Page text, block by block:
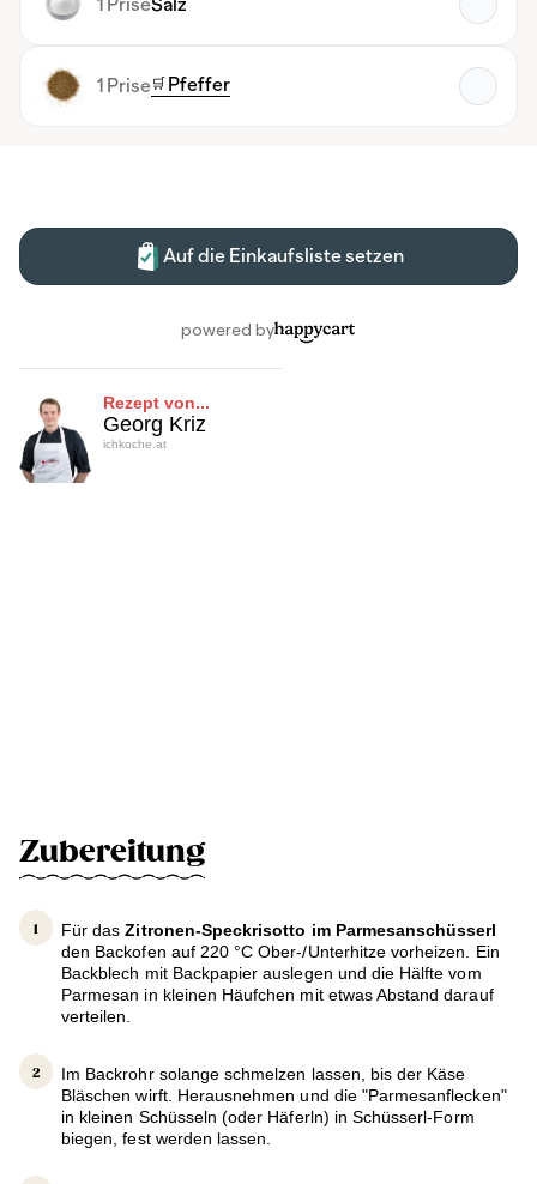
Rezept von...
Georg Kriz
ichkoche.at
Zubereitung
Für dasZitronen-Speckrisotto im Parmesanschüsserl
den Backofen auf 220 °C Ober-/Unterhitze vorheizen. Ein
Backblech mit Backpapier auslegen und die Hälfte vom
Parmesan in kleinen Häufchen mit etwas Abstand darauf
verteilen.
Im Backrohr solange schmelzen lassen, bis der Käse
Bläschen wirft. Herausnehmen und die "Parmesanflecken"
in kleinen Schüsseln (oder Häferln) in Schüsserl-Form
biegen, fest werden lassen.